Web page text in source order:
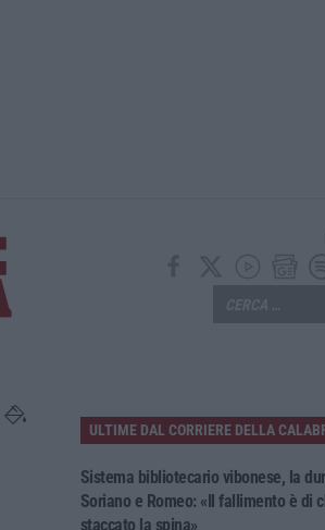
La rivista “America Journals” celebra lo stilista
ULTIME DAL CORRIERE DELLA
Sistema bibliotecario vibonese, la
Soriano e Romeo: «Il fallimento è di
staccato la spina»